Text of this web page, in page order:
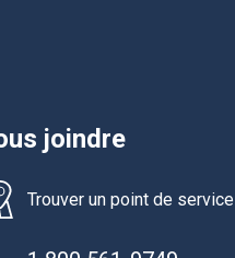
joindre
Trouver un point de service